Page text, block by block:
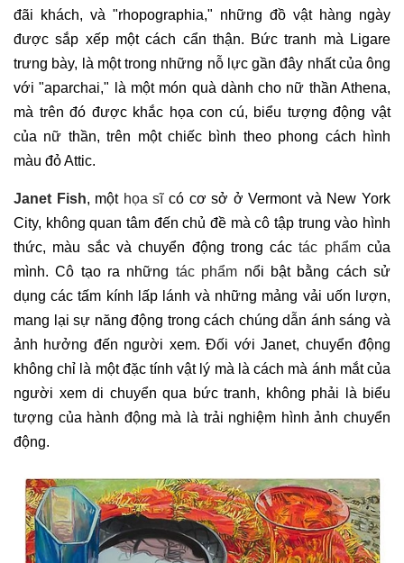
đãi khách, và "rhopographia," những đồ vật hàng ngày
được sắp xếp một cách cẩn thận. Bức tranh mà Ligare
trưng bày, là một trong những nỗ lực gần đây nhất của ông
với "aparchai," là một món quà dành cho nữ thần Athena,
mà trên đó được khắc họa con cú, biểu tượng động vật
của nữ thần, trên một chiếc bình theo phong cách hình
màu đỏ Attic.
Janet Fish, một họa sĩcó cơ sở ở Vermont và New York
City, không quan tâm đến chủ đề mà cô tập trung vào hình
thức, màu sắc và chuyển động trong cáctác phẩmcủa
mình. Cô tạo ra những tác phẩm nổi bật bằng cách sử
dụng các tấm kính lấp lánh và những mảng vải uốn lượn,
mang lại sự năng động trong cách chúng dẫn ánh sáng và
ảnh hưởng đến người xem. Đối với Janet, chuyển động
không chỉ là một đặc tính vật lý mà là cách mà ánh mắt của
người xem di chuyển qua bức tranh, không phải là biểu
tượng của hành động mà là trải nghiệm hình ảnh chuyển
động.